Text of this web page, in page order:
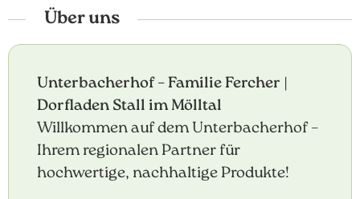
Über uns
Unterbacherhof – Familie Fercher |
Dorfladen Stall im Mölltal
Willkommen auf dem Unterbacherhof –
Ihrem regionalen Partner für
hochwertige, nachhaltige Produkte!